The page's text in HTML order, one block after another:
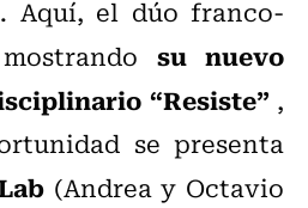
el dúo franco-
su nuevo
“Resiste” ,
se presenta
(Andrea y Octavio